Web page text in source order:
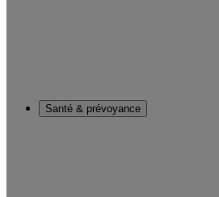
Santé & prévoyance